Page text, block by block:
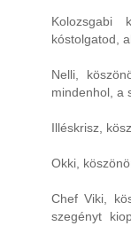
Kolozsgabi
kóstolgatod,
Nelli,
mindenhol, a
Illéskrisz,
Okki,
Chef Viki,
szegényt